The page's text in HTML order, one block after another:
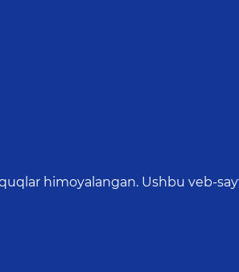
himoyalangan. Ushbu veb-